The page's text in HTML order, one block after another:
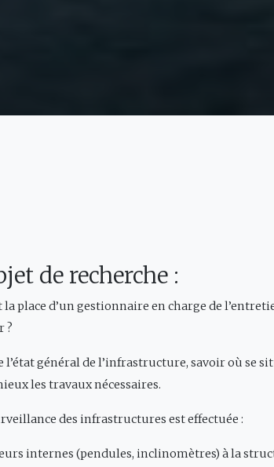
de recherche :
place d’un gestionnaire en charge de
?
général de l’infrastructure, savoir où se
les travaux nécessaires.
des infrastructures est effectuée :
internes (pendules, inclinomètres) à la